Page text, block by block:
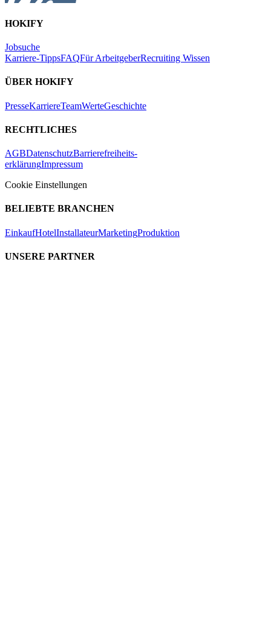
HOKIFY
Jobsuche
Karriere-TippsFAQFür ArbeitgeberRecruiting Wissen
ÜBER HOKIFY
PresseKarriereTeamWerteGeschichte
RECHTLICHES
AGBDatenschutzBarrierefreiheits-
erklärungImpressum
Cookie Einstellungen
BELIEBTE BRANCHEN
EinkaufHotelInstallateurMarketingProduktion
UNSERE PARTNER